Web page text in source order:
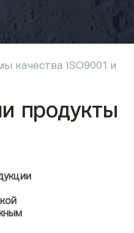
качества ISO9001 и
продукты